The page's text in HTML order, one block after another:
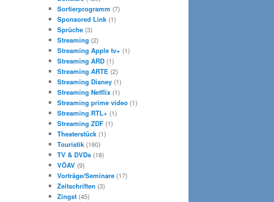
Sortierprogramm (7)
Sponsored Link (1)
Sprüche (3)
Streaming (2)
Streaming Apple tv+ (1)
Streaming ARD (1)
Streaming ARTE (2)
Streaming Disney (1)
Streaming Netflix (1)
Streaming prime video (1)
Streaming RTL+ (1)
Streaming ZDF (1)
Theaterstück (1)
Touristik (160)
TV & DVDs (18)
VÖAV (9)
Vorträge/Seminare (17)
Zeitschriften (3)
Zingst (45)